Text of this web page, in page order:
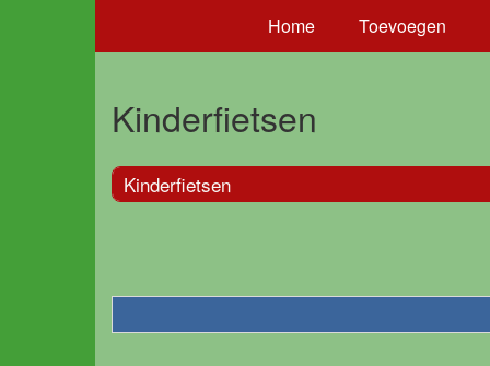
Home Toevoegen
Kinderfietsen
Kinderfietsen